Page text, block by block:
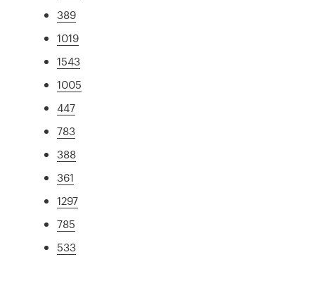
389
1019
1543
1005
447
783
388
361
1297
785
533